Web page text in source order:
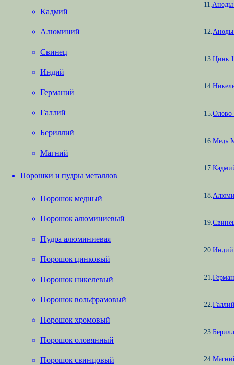
Кадмий
Алюминий
Свинец
Индий
Германий
Галлий
Бериллий
Магний
Порошки и пудры металлов
Порошок медный
Порошок алюминиевый
Пудра алюминиевая
Порошок цинковый
Порошок никелевый
Порошок вольфрамовый
Порошок хромовый
Порошок оловянный
Порошок свинцовый
11.Аноды
12.Аноды
13.Цинк
14.
15.Олово
16.Медь
17.
18.
19.
20.
21.
22.
23.
24.